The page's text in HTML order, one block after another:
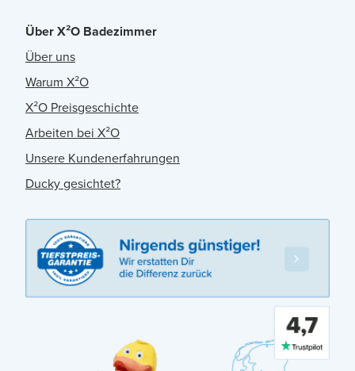
Über X²O Badezimmer
Über uns
Warum X²O
X²O Preisgeschichte
Arbeiten bei X²O
Unsere Kundenerfahrungen
Ducky gesichtet?